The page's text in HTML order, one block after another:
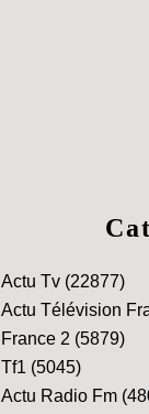
Actu Tv (22877)
Actu Télévision
France 2 (5879)
Tf1 (5045)
Actu Radio Fm